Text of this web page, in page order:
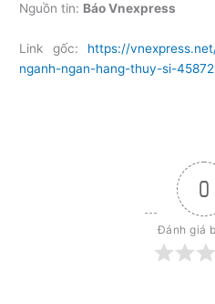
Nguồn tin: Báo Vnexpress
Link gốc: https://
nganh-ngan-hang-thuy-si-
0
Đánh giá